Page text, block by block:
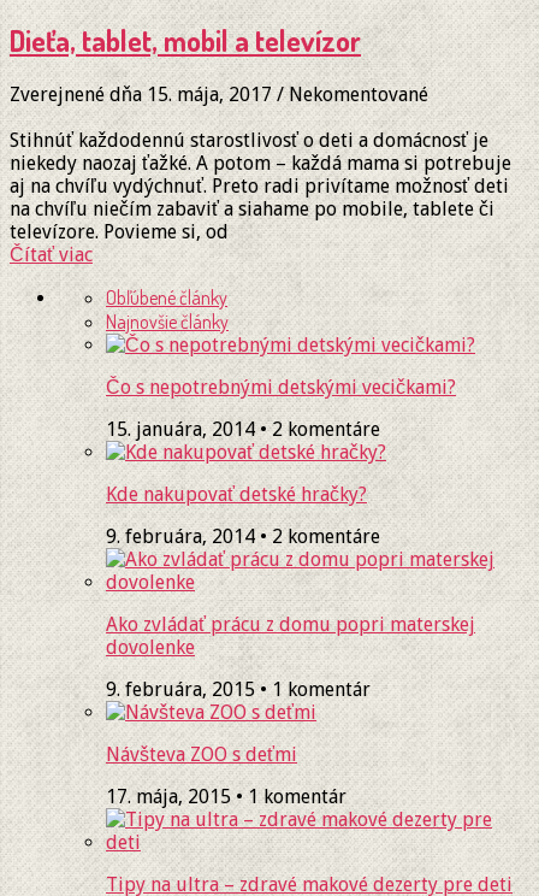
Dieťa, tablet, mobil a televízor
Zverejnené dňa 15. mája, 2017/Nekomentované
Stihnúť každodennú starostlivosť o deti a domácnosť je
niekedy naozaj ťažké. A potom – každá mama si potrebuje
aj na chvíľu vydýchnuť. Preto radi privítame možnosť deti
na chvíľu niečím zabaviť a siahame po mobile, tablete či
televízore. Povieme si, od
Čítať viac
Obľúbené články
Najnovšie články
Čo s nepotrebnými detskými vecičkami?
15. januára, 2014 • 2 komentáre
Kde nakupovať detské hračky?
9. februára, 2014 • 2 komentáre
Ako zvládať prácu z domu popri materskej
dovolenke
9. februára, 2015 • 1 komentár
Návšteva ZOO s deťmi
17. mája, 2015 • 1 komentár
Tipy na ultra – zdravé makové dezerty pre deti